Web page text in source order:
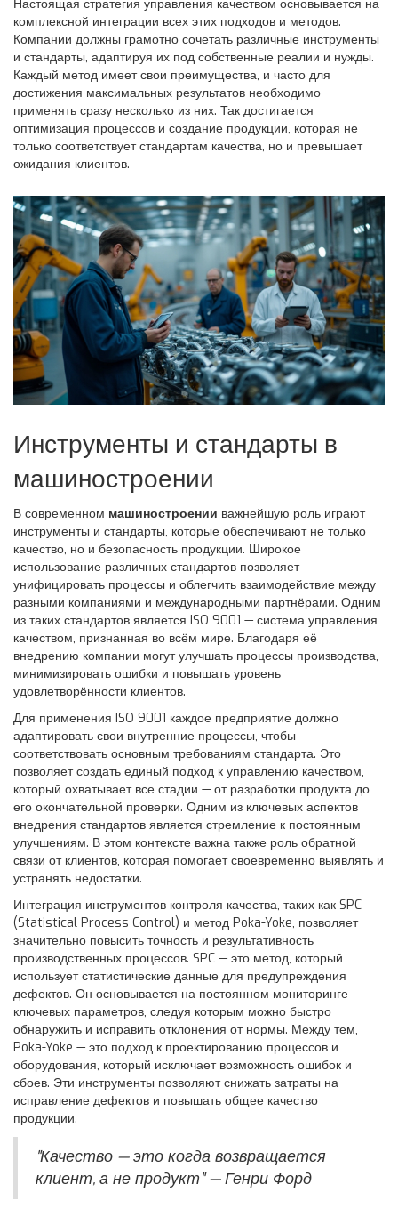
Настоящая стратегия управления качеством основывается на
комплексной интеграции всех этих подходов и методов.
Компании должны грамотно сочетать различные инструменты
и стандарты, адаптируя их под собственные реалии и нужды.
Каждый метод имеет свои преимущества, и часто для
достижения максимальных результатов необходимо
применять сразу несколько из них. Так достигается
оптимизация процессов и создание продукции, которая не
только соответствует стандартам качества, но и превышает
ожидания клиентов.
Инструменты и стандарты в
машиностроении
В современном машиностроении важнейшую роль играют
инструменты и стандарты, которые обеспечивают не только
качество, но и безопасность продукции. Широкое
использование различных стандартов позволяет
унифицировать процессы и облегчить взаимодействие между
разными компаниями и международными партнёрами. Одним
из таких стандартов является ISO 9001 — система управления
качеством, признанная во всём мире. Благодаря её
внедрению компании могут улучшать процессы производства,
минимизировать ошибки и повышать уровень
удовлетворённости клиентов.
Для применения ISO 9001 каждое предприятие должно
адаптировать свои внутренние процессы, чтобы
соответствовать основным требованиям стандарта. Это
позволяет создать единый подход к управлению качеством,
который охватывает все стадии — от разработки продукта до
его окончательной проверки. Одним из ключевых аспектов
внедрения стандартов является стремление к постоянным
улучшениям. В этом контексте важна также роль обратной
связи от клиентов, которая помогает своевременно выявлять и
устранять недостатки.
Интеграция инструментов контроля качества, таких как SPC
(Statistical Process Control) и метод Poka-Yoke, позволяет
значительно повысить точность и результативность
производственных процессов. SPC — это метод, который
использует статистические данные для предупреждения
дефектов. Он основывается на постоянном мониторинге
ключевых параметров, следуя которым можно быстро
обнаружить и исправить отклонения от нормы. Между тем,
Poka-Yoke — это подход к проектированию процессов и
оборудования, который исключает возможность ошибок и
сбоев. Эти инструменты позволяют снижать затраты на
исправление дефектов и повышать общее качество
продукции.
"Качество — это когда возвращается
клиент, а не продукт" — Генри Форд